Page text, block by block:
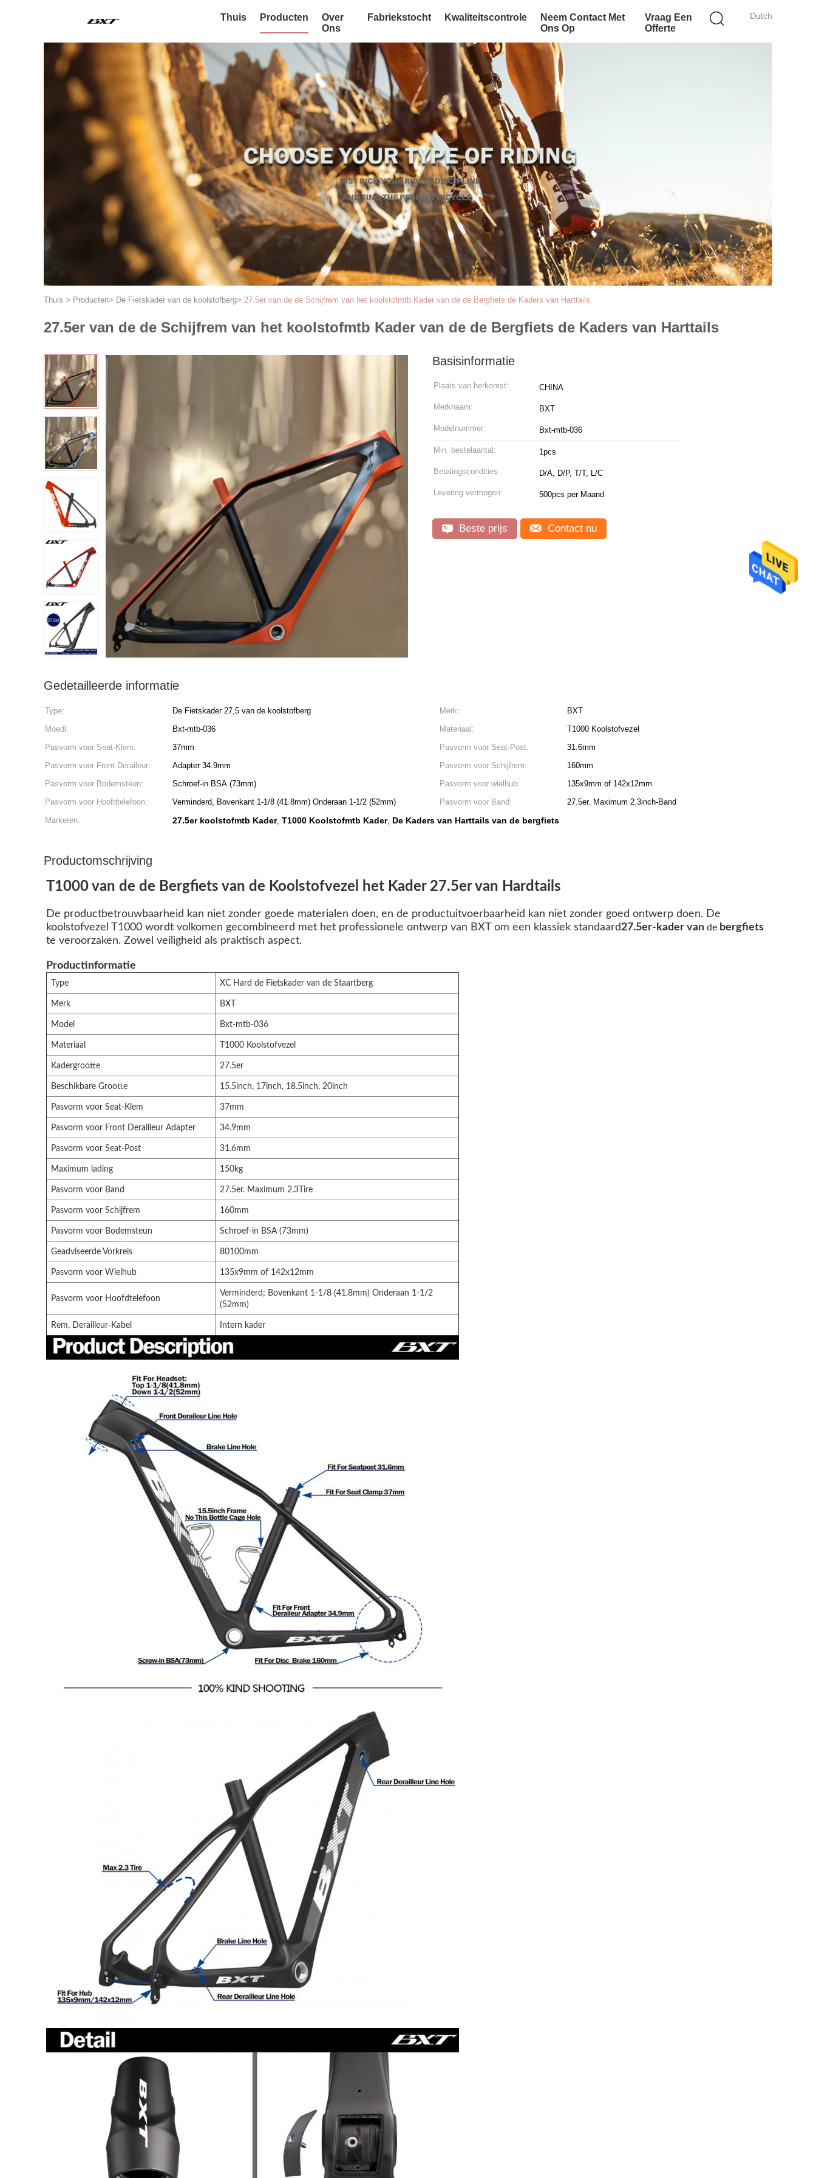
Dutch
Thuis Producten
Over
Ons
Fabriekstocht Kwaliteitscontrole
Neem Contact Met
Ons Op
Vraag Een
Offerte
Thuis > Producten> De Fietskader van de koolstofberg> 27.5er van de de Schijfrem van het koolstofmtb Kader van de de Bergfiets de Kaders van Harttails
27.5er van de de Schijfrem van het koolstofmtb Kader van de de Bergfiets de Kaders van Harttails
Basisinformatie
Plaats van herkomst: CHINA
Merknaam: BXT
Modelnummer: Bxt-mtb-036
Min. bestelaantal: 1pcs
Betalingscondities: D/A, D/P, T/T, L/C
Levering vermogen: 500pcs per Maand
Beste prijs Contact nu
Gedetailleerde informatie
Type: De Fietskader 27,5 van de koolstofberg Merk:
BXT
Moedl:
Bxt-mtb-036 Materiaal:
T1000 Koolstofvezel
Pasvorm voor Seat-Klem:
37mm Pasvorm voor Seat-Post:
31.6mm
Pasvorm voor Front Deraileur:
Adapter 34.9mm Pasvorm voor Schijfrem:
160mm
Pasvorm voor Bodemsteun:
Schroef-in BSA (73mm) Pasvorm voor wielhub:
135x9mm of 142x12mm
Pasvorm voor Hoofdtelefoon:
Verminderd, Bovenkant 1-1/8 (41.8mm) Onderaan 1-1/2 (52mm) Pasvorm voor Band:
27.5er. Maximum 2.3inch-Band
Markeren:
27.5er koolstofmtb Kader, T1000 Koolstofmtb Kader, De Kaders van Harttails van de bergfiets
Productomschrijving
T1000 van de de Bergfiets van de Koolstofvezel het Kader 27.5er van Hardtails
De productbetrouwbaarheid kan niet zonder goede materialen doen, en de productuitvoerbaarheid kan niet zonder goed ontwerp doen. De
koolstofvezel T1000 wordt volkomen gecombineerd met het professionele ontwerp van BXT om een klassiek standaard27.5er-kader van de bergfiets
te veroorzaken. Zowel veiligheid als praktisch aspect.
Productinformatie
Type XC Hard de Fietskader van de Staartberg
Merk BXT
Model Bxt-mtb-036
Materiaal T1000 Koolstofvezel
Kadergrootte 27.5er
Beschikbare Grootte 15.5inch, 17inch, 18.5inch, 20inch
Pasvorm voor Seat-Klem 37mm
Pasvorm voor Front Derailleur Adapter 34.9mm
Pasvorm voor Seat-Post 31.6mm
Maximum lading 150kg
Pasvorm voor Band 27.5er. Maximum 2.3Tire
Pasvorm voor Schijfrem 160mm
Pasvorm voor Bodemsteun Schroef-in BSA (73mm)
Geadviseerde Vorkreis 80100mm
Pasvorm voor Wielhub 135x9mm of 142x12mm
Pasvorm voor Hoofdtelefoon
Verminderd; Bovenkant 1-1/8 (41.8mm) Onderaan 1-1/2
(52mm)
Rem, Derailleur-Kabel Intern kader